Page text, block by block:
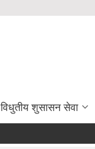
विधुतीय शुसासन सेवा